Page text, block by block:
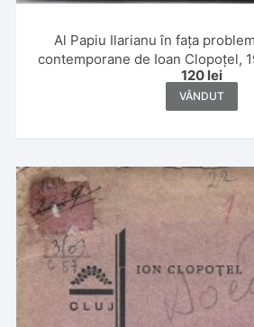
Al Papiu Ilarianu în fața
contemporane de Ioan Clopoțel,
Alba Iulia
120 lei
VÂNDUT